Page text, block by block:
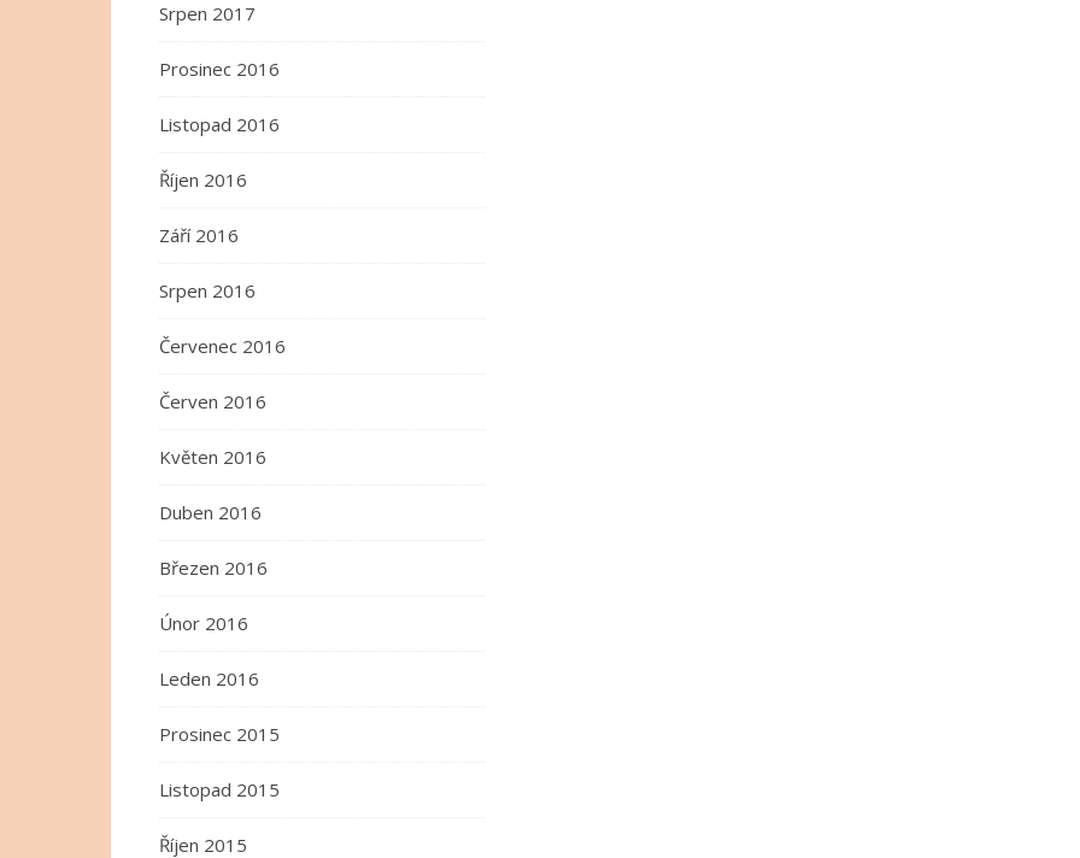
Srpen 2017
Prosinec 2016
Listopad 2016
Říjen 2016
Září 2016
Srpen 2016
Červenec 2016
Červen 2016
Květen 2016
Duben 2016
Březen 2016
Únor 2016
Leden 2016
Prosinec 2015
Listopad 2015
Říjen 2015